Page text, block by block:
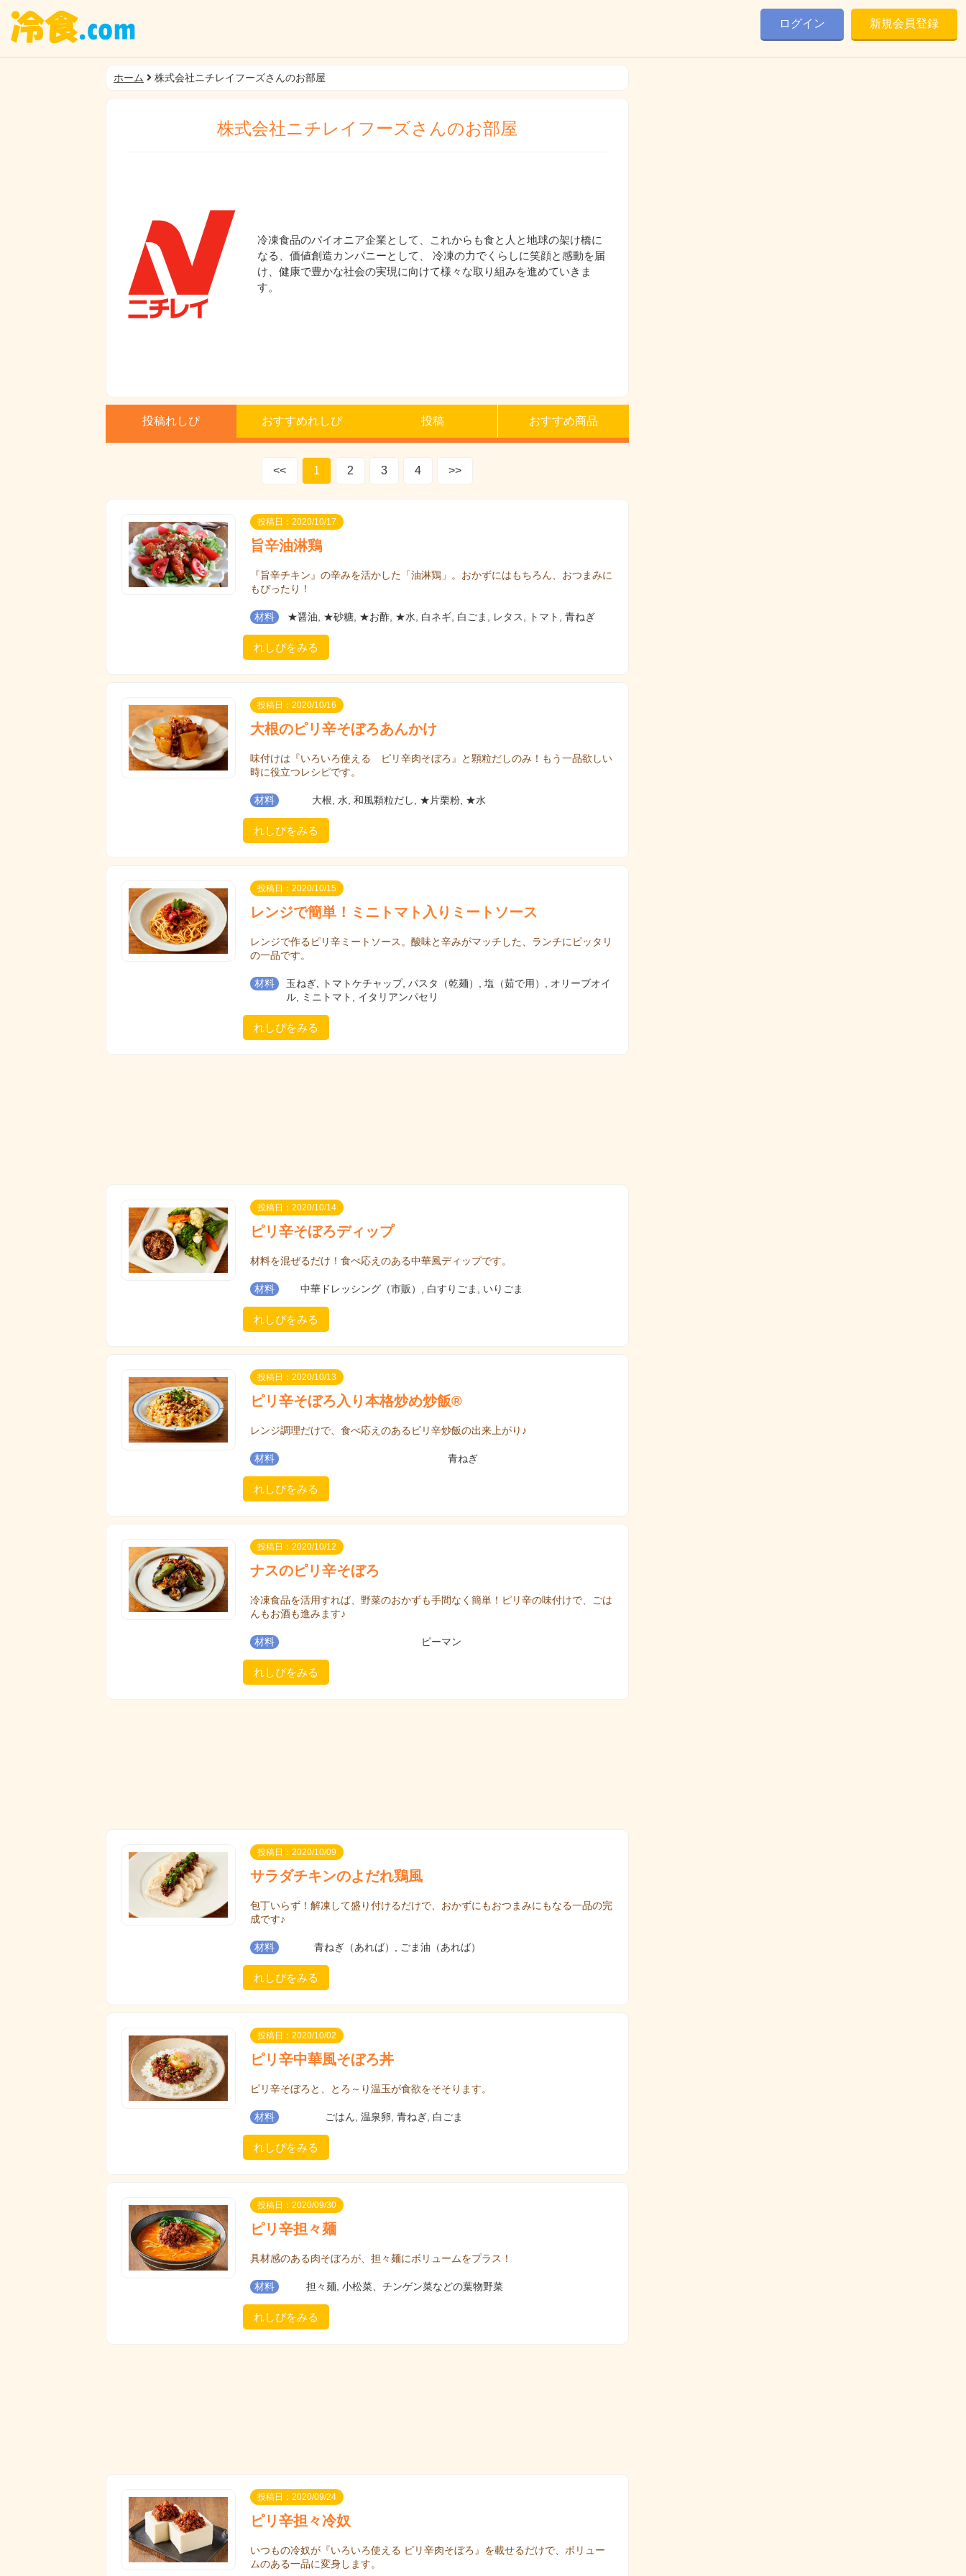
ログイン 新規会員登録
ホーム 株式会社ニチレイフーズさんのお部屋
株式会社ニチレイフーズさんのお部屋
冷凍食品のパイオニア企業として、これからも食と人と地球の架け橋に
なる、価値創造カンパニーとして、 冷凍の力でくらしに笑顔と感動を届
け、健康で豊かな社会の実現に向けて様々な取り組みを進めていきま
す。
投稿れしぴ おすすめれしぴ 投稿 おすすめ商品
<< 1 2 3 4 >>
投稿日：2020/10/17
旨辛油淋鶏
『旨辛チキン』の辛みを活かした「油淋鶏」。おかずにはもちろん、おつまみに
もぴったり！
材料 ★醤油, ★砂糖, ★お酢, ★水, 白ネギ, 白ごま, レタス, トマト, 青ねぎ
れしぴをみる
投稿日：2020/10/16
大根のピリ辛そぼろあんかけ
味付けは『いろいろ使える ピリ辛肉そぼろ』と顆粒だしのみ！もう一品欲しい
時に役立つレシピです。
材料 大根, 水, 和風顆粒だし, ★片栗粉, ★水
れしぴをみる
投稿日：2020/10/15
レンジで簡単！ミニトマト入りミートソース
レンジで作るピリ辛ミートソース。酸味と辛みがマッチした、ランチにピッタリ
の一品です。
材料
玉ねぎ, トマトケチャップ, パスタ（乾麺）, 塩（茹で用）, オリーブオイ
ル, ミニトマト, イタリアンパセリ
れしぴをみる
投稿日：2020/10/14
ピリ辛そぼろディップ
材料を混ぜるだけ！食べ応えのある中華風ディップです。
材料 中華ドレッシング（市販）, 白すりごま, いりごま
れしぴをみる
投稿日：2020/10/13
ピリ辛そぼろ入り本格炒め炒飯®
レンジ調理だけで、食べ応えのあるピリ辛炒飯の出来上がり♪
材料 青ねぎ
れしぴをみる
投稿日：2020/10/12
ナスのピリ辛そぼろ
冷凍食品を活用すれば、野菜のおかずも手間なく簡単！ピリ辛の味付けで、ごは
んもお酒も進みます♪
材料 ピーマン
れしぴをみる
投稿日：2020/10/09
サラダチキンのよだれ鶏風
包丁いらず！解凍して盛り付けるだけで、おかずにもおつまみにもなる一品の完
成です♪
材料 青ねぎ（あれば）, ごま油（あれば）
れしぴをみる
投稿日：2020/10/02
ピリ辛中華風そぼろ丼
ピリ辛そぼろと、とろ～り温玉が食欲をそそります。
材料 ごはん, 温泉卵, 青ねぎ, 白ごま
れしぴをみる
投稿日：2020/09/30
ピリ辛担々麺
具材感のある肉そぼろが、担々麺にボリュームをプラス！
材料 担々麺, 小松菜、チンゲン菜などの葉物野菜
れしぴをみる
投稿日：2020/09/24
ピリ辛担々冷奴
いつもの冷奴が『いろいろ使える ピリ辛肉そぼろ』を載せるだけで、ボリュー
ムのある一品に変身します。